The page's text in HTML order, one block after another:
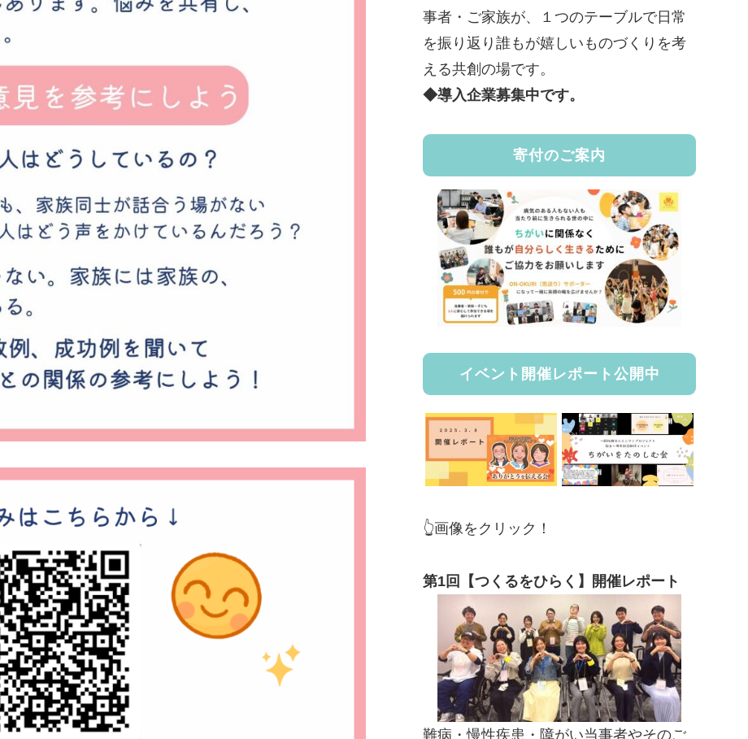
事者・ご家族が、１つのテーブルで日常
を振り返り誰もが嬉しいものづくりを考
える共創の場です。
◆導入企業募集中です。
寄付のご案内
イベント開催レポート公開中
👆画像をクリック！
第1回【つくるをひらく】開催レポート
難病・慢性疾患・障がい当事者やそのご